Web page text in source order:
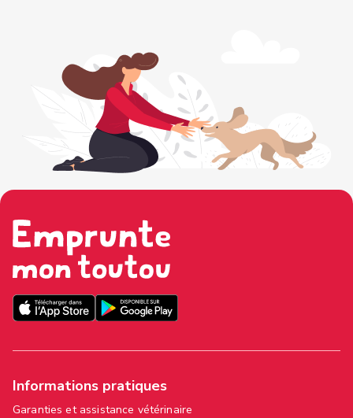
Informations pratiques
Garanties et assistance vétérinaire